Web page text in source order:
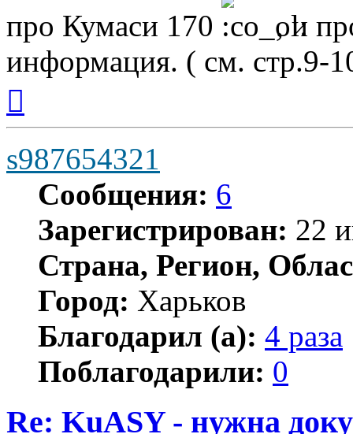
про Кумаси 170
, и
информация. ( см. стр.9-
началу
s987654321
Сообщения: 6
Зарегистрирован: 22
Страна, Регион,
Город: Харьков
Благодарил (а): 4 раза
Поблагодарили: 0
Re: KuASY - нужна